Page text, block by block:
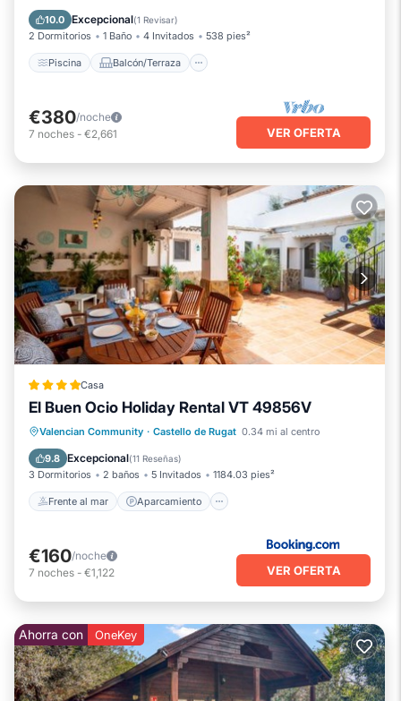
10.0 Excepcional(1 Revisar)
2 Dormitorios 1 Baño 4 Invitados 538 pies²
Piscina Balcón/Terraza
Aire acondicionado
€380/noche
7 noches - €2,661 VER OFERTA
Casa
El Buen Ocio Holiday Rental VT 49856V
Valencian Community · Castello de Rugat 0.34 mi al centro
9.8 Excepcional(11 Reseñas)
3 Dormitorios 2 baños 5 Invitados 1184.03 pies²
Frente al mar Aparcamiento
Frente al mar
Aparcamiento
Vista al mar
€160/noche
7 noches - €1,122 VER OFERTA
Ahorra con OneKey